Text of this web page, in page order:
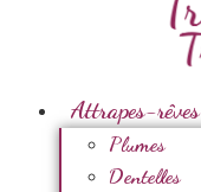
Attrapes-rêves
Plumes
Dentelles